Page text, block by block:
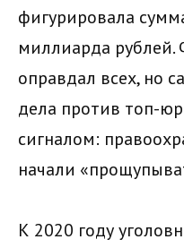
фигурировала
миллиарда рублей.
оправдал всех, но
дела против топ-
сигналом:
начали
К 2020 году